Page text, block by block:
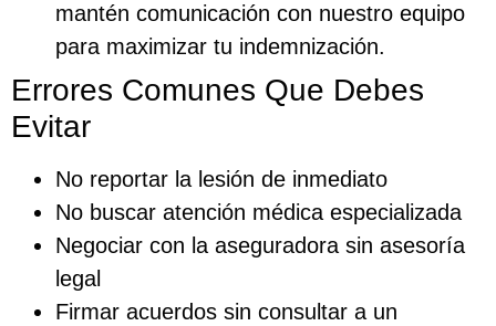
mantén comunicación con nuestro equipo
para maximizar tu indemnización.
Errores Comunes Que Debes
Evitar
No reportar la lesión de inmediato
No buscar atención médica especializada
Negociar con la aseguradora sin asesoría
legal
Firmar acuerdos sin consultar a un